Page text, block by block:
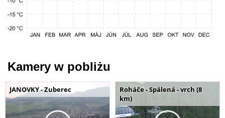
Kamery w pobliżu
JANOVKY - Zuberec
Roháče - Spálená - vrch (8
km)